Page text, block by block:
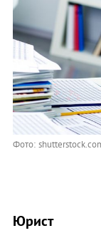
Фото:
Юрист